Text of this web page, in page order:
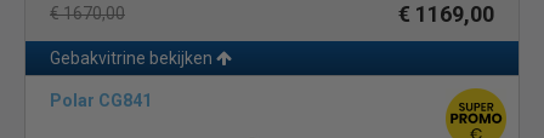
€ 1670,00
€ 1169,00
Gebakvitrine bekijken
Polar CG841